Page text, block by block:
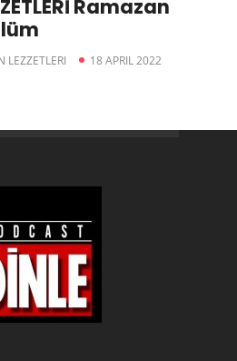
Ramazan
LEZZETLERI 18 APRIL 2022